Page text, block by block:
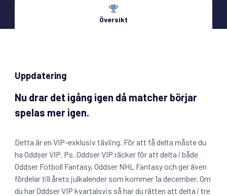
Översikt
Uppdatering
Nu drar det igång igen då matcher börjar
spelas mer igen.
Detta är en VIP-exklusiv tävling. För att få delta måste du
ha Oddser VIP. Ps. Oddser VIP räcker för att delta i både
Oddser Fotboll Fantasy, Oddser NHL Fantasy och ger även
fördelar till årets julkalender som kommer 1a december. Om
du har Oddser VIP kvartalsvis så har du rätten att delta i tre